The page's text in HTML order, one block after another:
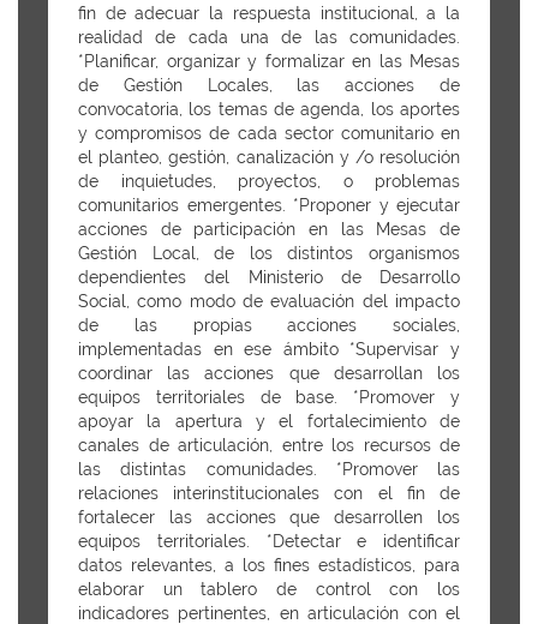
fin de adecuar la respuesta institucional, a la
realidad de cada una de las comunidades.
*Planificar, organizar y formalizar en las Mesas
de Gestión Locales, las acciones de
convocatoria, los temas de agenda, los aportes
y compromisos de cada sector comunitario en
el planteo, gestión, canalización y /o resolución
de inquietudes, proyectos, o problemas
comunitarios emergentes. *Proponer y ejecutar
acciones de participación en las Mesas de
Gestión Local, de los distintos organismos
dependientes del Ministerio de Desarrollo
Social, como modo de evaluación del impacto
de las propias acciones sociales,
implementadas en ese ámbito *Supervisar y
coordinar las acciones que desarrollan los
equipos territoriales de base. *Promover y
apoyar la apertura y el fortalecimiento de
canales de articulación, entre los recursos de
las distintas comunidades. *Promover las
relaciones interinstitucionales con el fin de
fortalecer las acciones que desarrollen los
equipos territoriales. *Detectar e identificar
datos relevantes, a los fines estadísticos, para
elaborar un tablero de control con los
indicadores pertinentes, en articulación con el